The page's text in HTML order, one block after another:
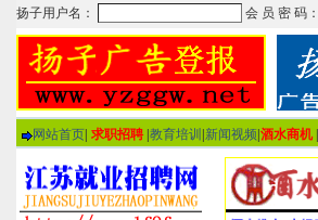
网站首页 求职招聘 教育培训 新闻视频 酒水商机